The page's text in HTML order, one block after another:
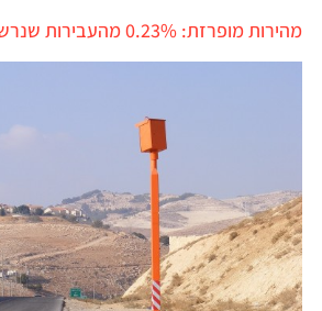
מהירות מופרזת: 0.23% מהעבירות שנרשמו לנהגים בתאונות